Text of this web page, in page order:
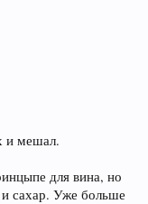
и
Пиво
и мешал.
для вина, но
сахар. Уже больше